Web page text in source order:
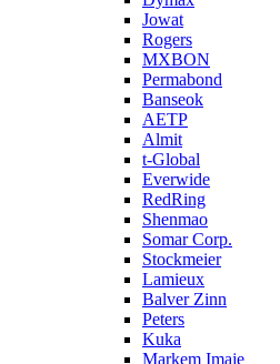
Jowat
Rogers
MXBON
Permabond
Banseok
AETP
Almit
t-Global
Everwide
RedRing
Shenmao
Somar Corp.
Stockmeier
Lamieux
Balver Zinn
Peters
Kuka
Markem Imaje